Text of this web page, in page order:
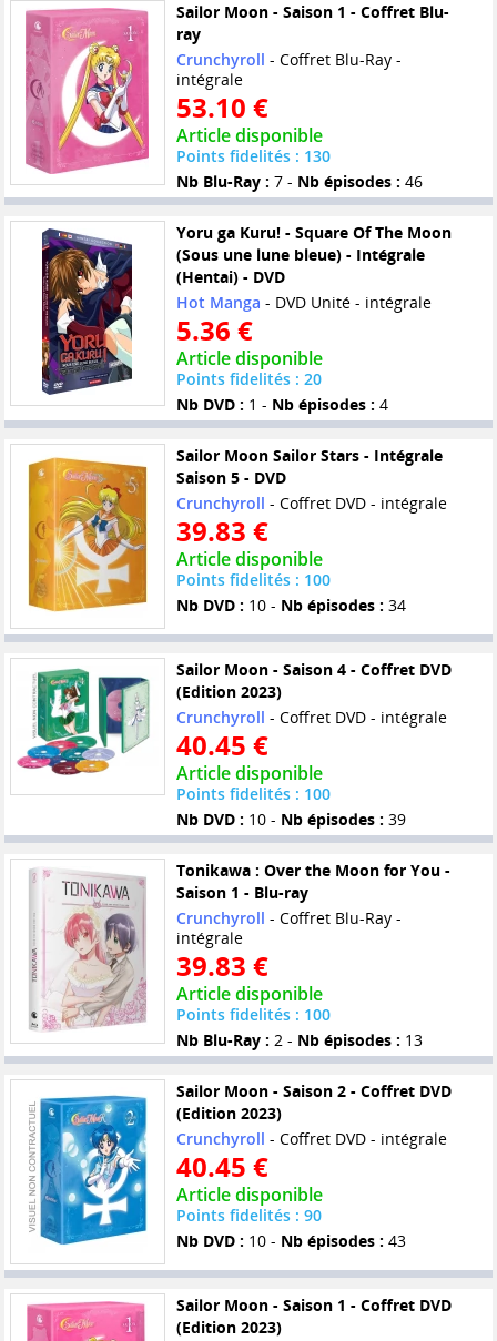
Sailor Moon - Saison 1 - Coffret Blu-
ray
Crunchyroll - Coffret Blu-Ray -
intégrale
53.10 €
Article disponible
Points fidelités : 130
Nb Blu-Ray : 7 - Nb épisodes : 46
Yoru ga Kuru! - Square Of The Moon
(Sous une lune bleue) - Intégrale
(Hentai) - DVD
Hot Manga - DVD Unité - intégrale
5.36 €
Article disponible
Points fidelités : 20
Nb DVD : 1 - Nb épisodes : 4
Sailor Moon Sailor Stars - Intégrale
Saison 5 - DVD
Crunchyroll - Coffret DVD - intégrale
39.83 €
Article disponible
Points fidelités : 100
Nb DVD : 10 - Nb épisodes : 34
Sailor Moon - Saison 4 - Coffret DVD
(Edition 2023)
Crunchyroll - Coffret DVD - intégrale
40.45 €
Article disponible
Points fidelités : 100
Nb DVD : 10 - Nb épisodes : 39
Tonikawa : Over the Moon for You -
Saison 1 - Blu-ray
Crunchyroll - Coffret Blu-Ray -
intégrale
39.83 €
Article disponible
Points fidelités : 100
Nb Blu-Ray : 2 - Nb épisodes : 13
Sailor Moon - Saison 2 - Coffret DVD
(Edition 2023)
Crunchyroll - Coffret DVD - intégrale
40.45 €
Article disponible
Points fidelités : 90
Nb DVD : 10 - Nb épisodes : 43
Sailor Moon - Saison 1 - Coffret DVD
(Edition 2023)